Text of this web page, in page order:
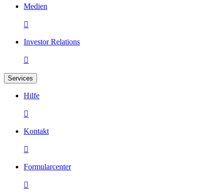
Medien

Investor Relations

Services
Hilfe

Kontakt

Formularcenter
